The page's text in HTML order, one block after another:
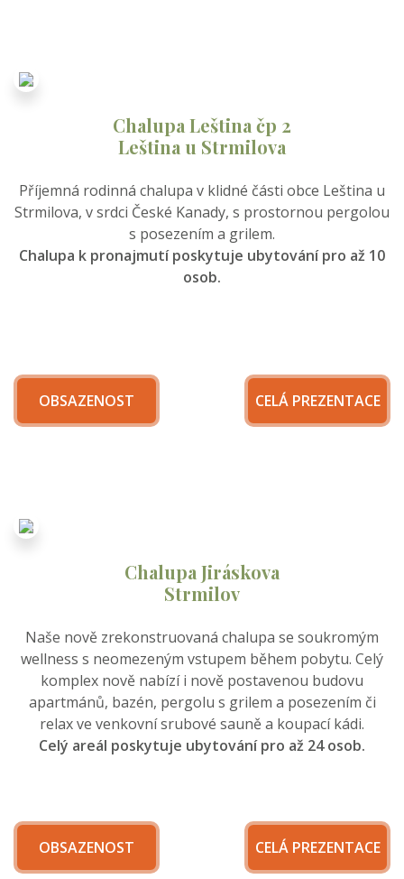
Chalupa Leština čp 2
Leština u Strmilova
Příjemná rodinná chalupa v klidné části obce Leština u
Strmilova, v srdci České Kanady, s prostornou pergolou
s posezením a grilem.
Chalupa k pronajmutí poskytuje ubytování pro až 10
osob.
OBSAZENOST CELÁ PREZENTACE
Chalupa Jiráskova
Strmilov
Naše nově zrekonstruovaná chalupa se soukromým
wellness s neomezeným vstupem během pobytu. Celý
komplex nově nabízí i nově postavenou budovu
apartmánů, bazén, pergolu s grilem a posezením či
relax ve venkovní srubové sauně a koupací kádi.
Celý areál poskytuje ubytování pro až 24 osob.
OBSAZENOST CELÁ PREZENTACE